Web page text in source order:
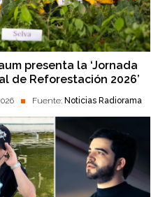
presenta la ‘Jornada
de Reforestación 2026’
Fuente: Noticias Radiorama